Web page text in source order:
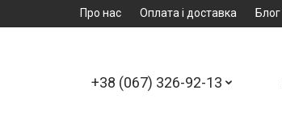
Про нас Оплата і доставка Блог
+38 (067) 326-92-13